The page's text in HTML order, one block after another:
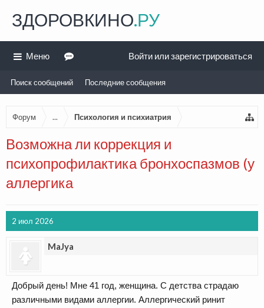
Форум ... Психология и психиатрия
Возможна ли коррекция и
психопрофилактика бронхоспазмов (у
аллергика
2 июл 2026
MaJya
Добрый день! Мне 41 год, женщина. С детства страдаю
различными видами аллергии. Аллергический ринит
ЗДОРОВКИНО.РУ
Меню
Поиск сообщений Последние сообщения
Войти или зарегистрироваться